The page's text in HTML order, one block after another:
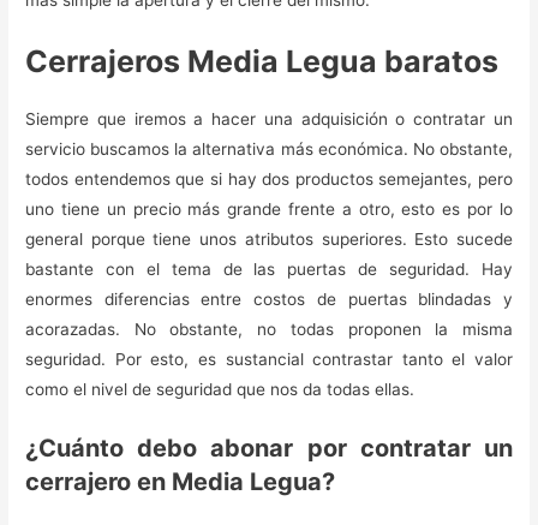
Cerrajeros Media Legua baratos
Siempre que iremos a hacer una adquisición o contratar un
servicio buscamos la alternativa más económica. No obstante,
todos entendemos que si hay dos productos semejantes, pero
uno tiene un precio más grande frente a otro, esto es por lo
general porque tiene unos atributos superiores. Esto sucede
bastante con el tema de las puertas de seguridad. Hay
enormes diferencias entre costos de puertas blindadas y
acorazadas. No obstante, no todas proponen la misma
seguridad. Por esto, es sustancial contrastar tanto el valor
como el nivel de seguridad que nos da todas ellas.
¿Cuánto debo abonar por contratar un
cerrajero en Media Legua?